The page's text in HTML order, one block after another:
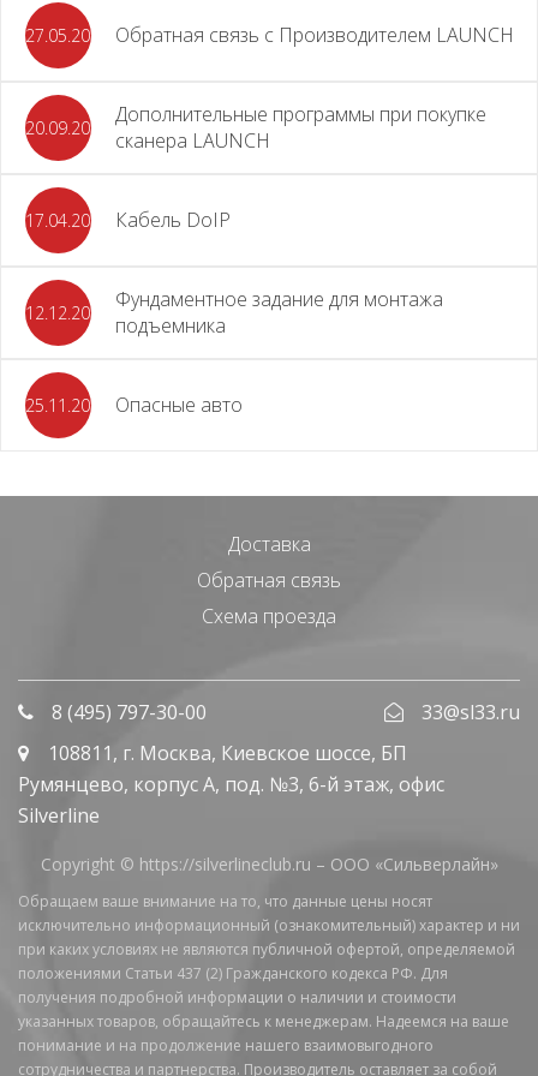
27.05.2026 Обратная связь с Производителем LAUNCH
20.09.2025
Дополнительные программы при покупке
сканера LAUNCH
17.04.2024 Кабель DoIP
12.12.2023
Фундаментное задание для монтажа
подъемника
25.11.2023 Опасные авто
Доставка
Обратная связь
Схема проезда
8 (495) 797-30-00
33@sl33.ru
108811, г. Москва, Киевское шоссе, БП
Румянцево, корпус А, под. №3, 6-й этаж, офис
Silverline
Copyright © https://silverlineclub.ru – ООО «Сильверлайн»
Обращаем ваше внимание на то, что данные цены носят
исключительно информационный (ознакомительный) характер и ни
при каких условиях не являются публичной офертой, определяемой
положениями Статьи 437 (2) Гражданского кодекса РФ. Для
получения подробной информации о наличии и стоимости
указанных товаров, обращайтесь к менеджерам. Надеемся на ваше
понимание и на продолжение нашего взаимовыгодного
сотрудничества и партнерства. Производитель оставляет за собой